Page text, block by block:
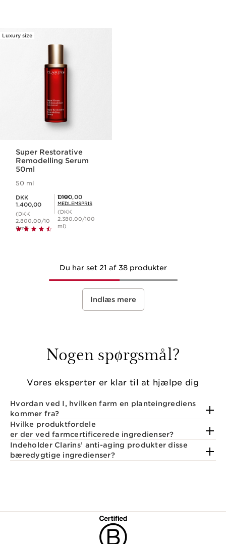
Luxury size
Super Restorative
Remodelling Serum
50ml
50 ml
DKK
1.400,00
(DKK
2.800,00/10
0ml)
Medlemspris DKK 1.190,00
DKK 1.190,00
MEDLEMSPRIS
(DKK
2.380,00/100
ml)
Du har set 21 af 38 produkter
Indlæs mere
Nogen spørgsmål?
Vores eksperter er klar til at hjælpe dig
Hvordan ved I, hvilken farm en planteingrediens
kommer fra?
Hvilke produktfordele
er der ved farmcertificerede ingredienser?
Indeholder Clarins’ anti-aging produkter disse
bæredygtige ingredienser?